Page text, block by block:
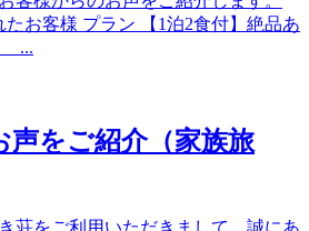
たお客様 プラン 【1泊2食付】絶品あ
...
声をご紹介（家族旅
荘をご利用いただきまして、誠にあ